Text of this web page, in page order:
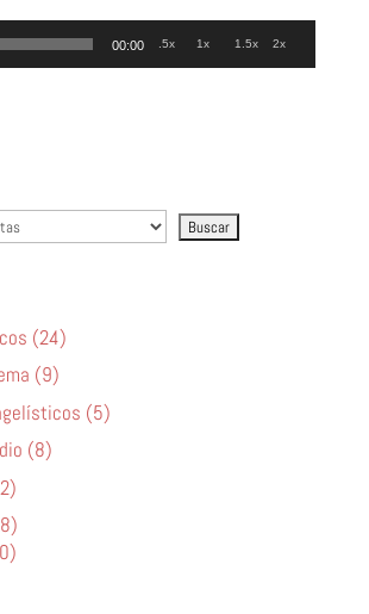
00:00 .5x 1x 1.5x 2x
(24)
(9)
(5)
(8)